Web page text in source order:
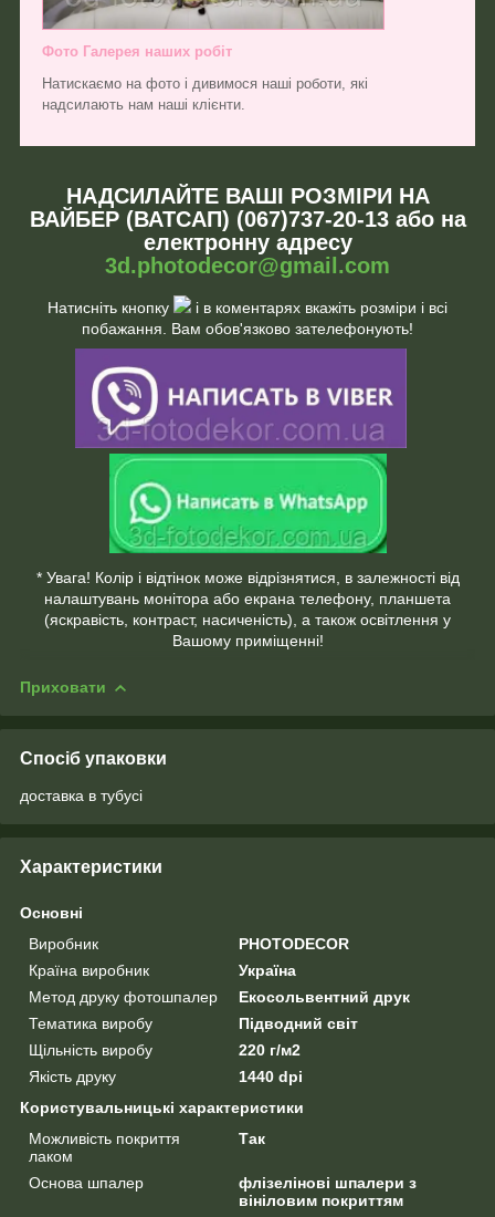
Фото Галерея наших робіт
Натискаємо на фото і дивимося наші роботи, які
надсилають нам наші клієнти.
НАДСИЛАЙТЕ ВАШІ РОЗМІРИ НА
ВАЙБЕР (ВАТСАП) (067)737-20-13 або на
електронну адресу
3d.photodecor@gmail.com
Натисніть кнопку
і в коментарях вкажіть розміри і всі
побажання. Вам обов'язково зателефонують!
* Увага! Колір і відтінок може відрізнятися, в залежності від
налаштувань монітора або екрана телефону, планшета
(яскравість, контраст, насиченість), а також освітлення у
Вашому приміщенні!
Приховати
Спосіб упаковки
доставка в тубусі
Характеристики
Основні
Виробник
PHOTODECOR
Країна виробник
Україна
Метод друку фотошпалер
Екосольвентний друк
Тематика виробу
Підводний світ
Щільність виробу
220 г/м2
Якість друку
1440 dpi
Користувальницькі характеристики
Можливість покриття
лаком
Так
Основа шпалер
флізелінові шпалери з
вініловим покриттям